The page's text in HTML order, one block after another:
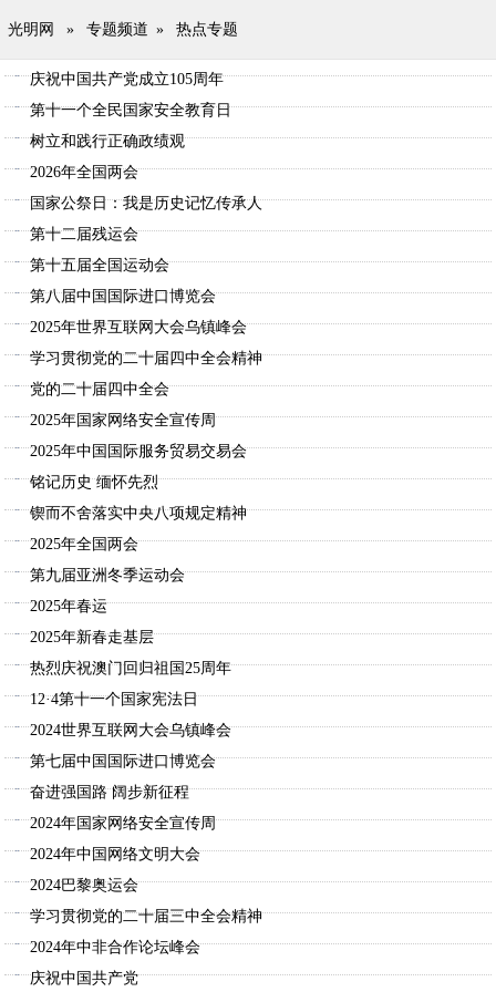
光明网 » 专题频道 » 热点专题
庆祝中国共产党成立105周年
第十一个全民国家安全教育日
树立和践行正确政绩观
2026年全国两会
国家公祭日：我是历史记忆传承人
第十二届残运会
第十五届全国运动会
第八届中国国际进口博览会
2025年世界互联网大会乌镇峰会
学习贯彻党的二十届四中全会精神
党的二十届四中全会
2025年国家网络安全宣传周
2025年中国国际服务贸易交易会
铭记历史 缅怀先烈
锲而不舍落实中央八项规定精神
2025年全国两会
第九届亚洲冬季运动会
2025年春运
2025年新春走基层
热烈庆祝澳门回归祖国25周年
12·4第十一个国家宪法日
2024世界互联网大会乌镇峰会
第七届中国国际进口博览会
奋进强国路 阔步新征程
2024年国家网络安全宣传周
2024年中国网络文明大会
2024巴黎奥运会
学习贯彻党的二十届三中全会精神
2024年中非合作论坛峰会
庆祝中国共产党